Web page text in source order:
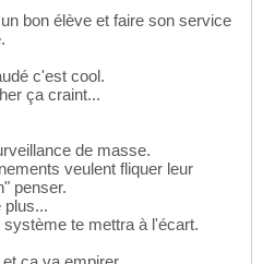
bon élève et faire son service
c'est cool.
ça craint...
de masse.
veulent fliquer leur
penser.
plus...
te mettra à l'écart.